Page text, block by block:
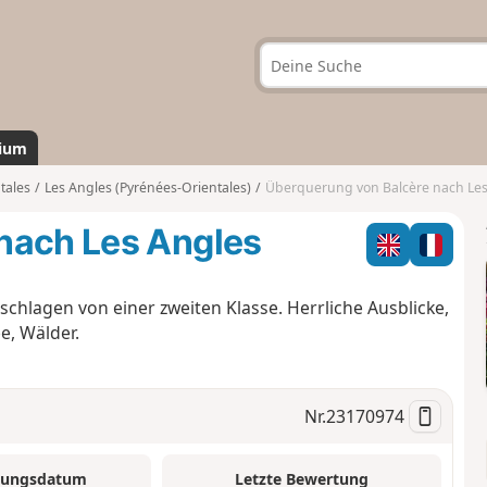
Les Angles (Pyrénées-Orientales) Überquerung von Balcère nach
Les Angles
von einer zweiten Klasse. Herrliche Ausblicke,
Wälder.
Nr.23170974
Letzte Bewertung